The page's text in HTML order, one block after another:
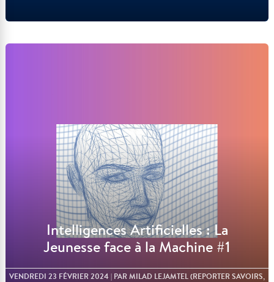
Intelligences Artificielles : La
Jeunesse face à la Machine #1
VENDREDI 23 FÉVRIER 2024 | PAR MILAD LEJAMTEL (REPORTER SAVOIRS,